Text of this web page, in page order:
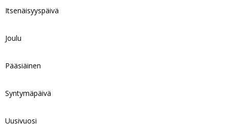
Itsenäisyyspäivä
Joulu
Pääsiäinen
Syntymäpäivä
Uusivuosi